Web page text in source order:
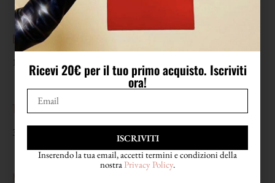
EPOCA
1980
TAGLIA
38 1/2
Ricevi 20€ per il tuo primo acquisto. Iscriviti
ora!
ISCRIVITI
Inserendo la tua email, accetti termini e condizioni della
nostra Privacy Policy.